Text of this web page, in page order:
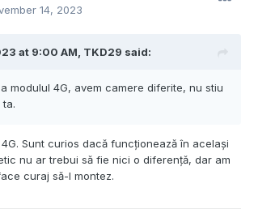
14, 2023
at 9:00 AM, TKD29 said:
modulul 4G, avem camere diferite, nu stiu
Sunt curios dacă funcționează în același
nu ar trebui să fie nici o diferență, dar am
curaj să-l montez.